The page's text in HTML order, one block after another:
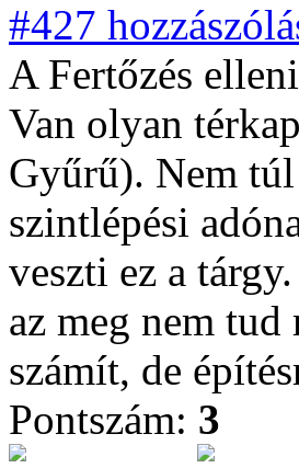
#427
A Fertőzés
Van olyan
Gyűrű). Nem
szintlépési
veszti ez a
az meg nem
számít, de
Pontszám: 3